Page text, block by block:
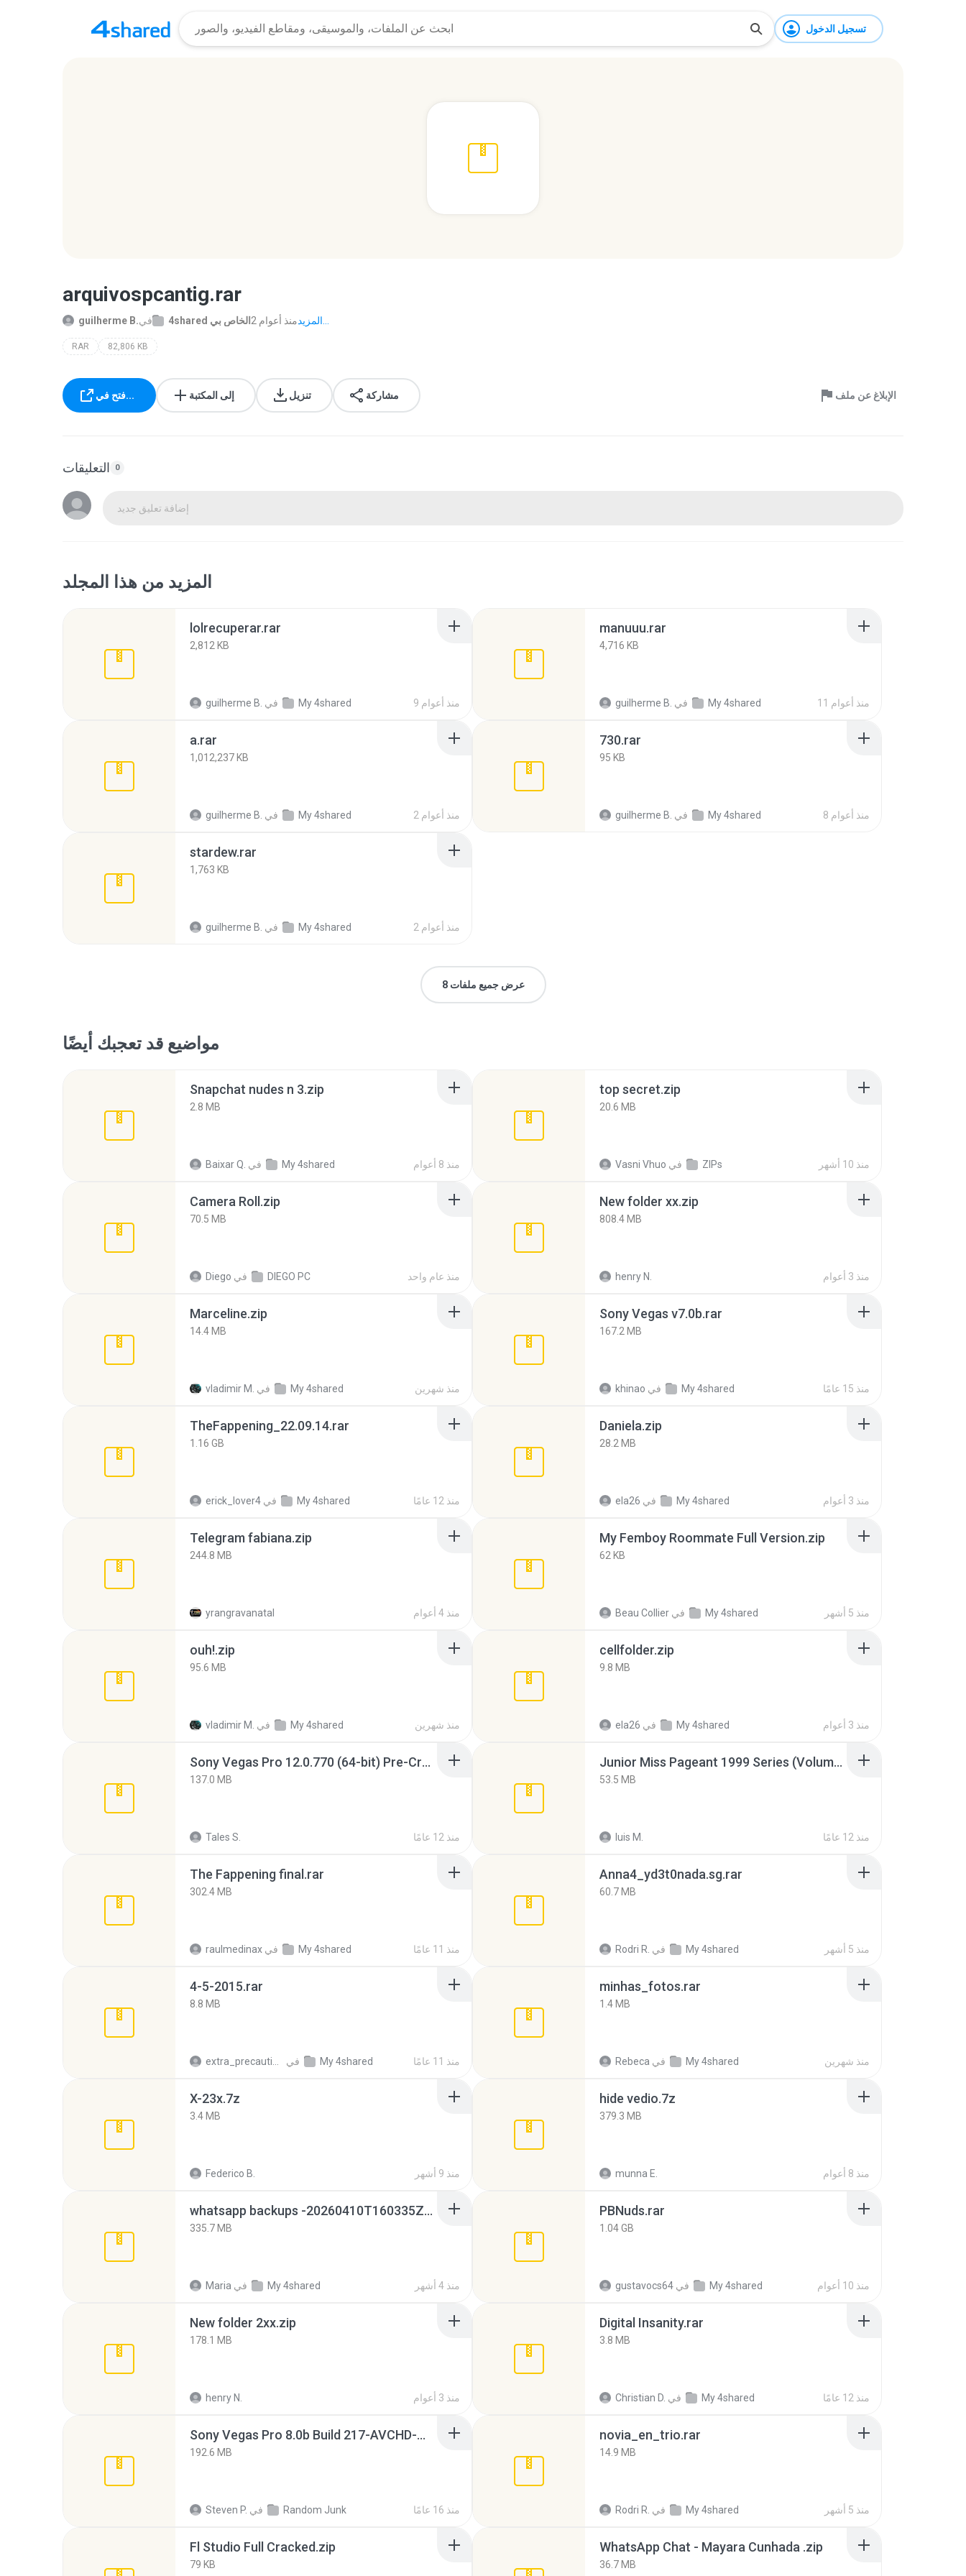
تسجيل الدخول
arquivospcantig.rar
guilherme B.في 4shared الخاص بي 2 منذ أعوام
RAR 82,806 KB
فتح في... إلى المكتبة تنزيل مشاركة الإبلاغ عن ملف
التعليقات 0
إضافة تعليق جديد
المزيد من هذا المجلد
lolrecuperar.rar
2,812 KB
guilherme B. في My 4shared 9 منذ أعوام
manuuu.rar
4,716 KB
guilherme B. في My 4shared 11 منذ أعوام
a.rar
1,012,237 KB
guilherme B. في My 4shared 2 منذ أعوام
730.rar
95 KB
guilherme B. في My 4shared 8 منذ أعوام
stardew.rar
1,763 KB
guilherme B. في My 4shared 2 منذ أعوام
عرض جميع ملفات 8
مواضيع قد تعجبك أيضًا
Snapchat nudes n 3.zip
2.8 MB
Baixar Q. في My 4shared منذ 8 أعوام
top secret.zip
20.6 MB
Vasni Vhuo في ZIPs منذ 10 أشهر
Camera Roll.zip
70.5 MB
Diego في DIEGO PC منذ عام واحد
New folder xx.zip
808.4 MB
henry N. منذ 3 أعوام
Marceline.zip
14.4 MB
vladimir M. في My 4shared منذ شهرين
Sony Vegas v7.0b.rar
167.2 MB
khinao في My 4shared منذ 15 عامًا
TheFappening_22.09.14.rar
1.16 GB
erick_lover4 في My 4shared منذ 12 عامًا
Daniela.zip
28.2 MB
ela26 في My 4shared منذ 3 أعوام
Telegram fabiana.zip
244.8 MB
yrangravanatal منذ 4 أعوام
My Femboy Roommate Full Version.zip
62 KB
Beau Collier في My 4shared منذ 5 أشهر
ouh!.zip
95.6 MB
vladimir M. في My 4shared منذ شهرين
cellfolder.zip
9.8 MB
ela26 في My 4shared منذ 3 أعوام
Sony Vegas Pro 12.0.770 (64-bit) Pre-Cracked.zip
137.0 MB
Tales S. منذ 12 عامًا
Junior Miss Pageant 1999 Series (Volume I Part I NC 6).7z
53.5 MB
luis M. منذ 12 عامًا
The Fappening final.rar
302.4 MB
raulmedinax في My 4shared منذ 11 عامًا
Anna4_yd3t0nada.sg.rar
60.7 MB
Rodri R. في My 4shared منذ 5 أشهر
4-5-2015.rar
8.8 MB
في My 4shared منذ 11 عامًا
minhas_fotos.rar
1.4 MB
Rebeca في My 4shared منذ شهرين
X-23x.7z
3.4 MB
Federico B. منذ 9 أشهر
hide vedio.7z
379.3 MB
munna E. منذ 8 أعوام
whatsapp backups -20260410T160335Z-3-001.zip
335.7 MB
Maria في My 4shared منذ 4 أشهر
PBNuds.rar
1.04 GB
gustavocs64 في My 4shared منذ 10 أعوام
New folder 2xx.zip
178.1 MB
henry N. منذ 3 أعوام
Digital Insanity.rar
3.8 MB
Christian D. في My 4shared منذ 12 عامًا
Sony Vegas Pro 8.0b Build 217-AVCHD-MPG-AC3 FIXED.7z
192.6 MB
Steven P. في Random Junk منذ 16 عامًا
novia_en_trio.rar
14.9 MB
Rodri R. في My 4shared منذ 5 أشهر
Fl Studio Full Cracked.zip
79 KB
WhatsApp Chat - Mayara Cunhada .zip
36.7 MB